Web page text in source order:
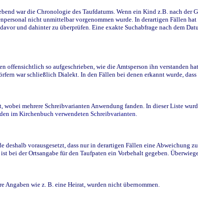
war die Chronologie des Taufdatums. Wenn ein Kind z.B. nach
nicht unmittelbar vorgenommen wurde. In derartigen Fällen
und dahinter zu überprüfen. Eine exakte Suchabfrage nach dem
so aufgeschrieben, wie die Amtsperson ihn verstanden
war schließlich Dialekt. In den Fällen bei denen erkannt wurde,
mehrere Schreibvarianten Anwendung fanden. In dieser Liste
im Kirchenbuch verwendeten Schreibvarianten.
vorausgesetzt, dass nur in derartigen Fällen eine Abweichung
der Ortsangabe für den Taufpaten ein Vorbehalt gegeben.
wie z. B. eine Heirat, wurden nicht übernommen.